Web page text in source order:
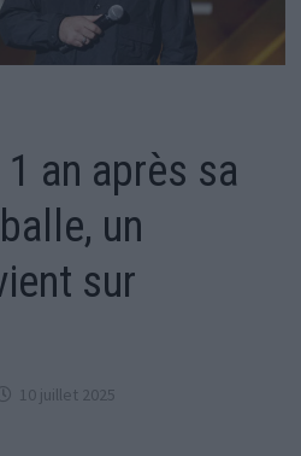
an après sa
un
sur
10 juillet 2025